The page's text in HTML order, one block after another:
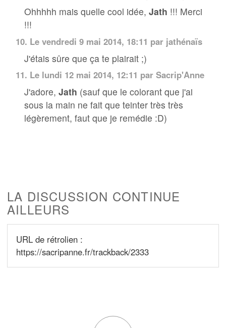
Ohhhhh mais quelle cool idée,Jath !!! Merci
!!!
10. Le vendredi 9 mai 2014, 18:11 par jathénaïs
J'étais sûre que ça te plairait ;)
11. Le lundi 12 mai 2014, 12:11 par Sacrip'Anne
J'adore,Jath (sauf que le colorant que j'ai
sous la main ne fait que teinter très très
légèrement, faut que je remédie :D)
LA DISCUSSION CONTINUE
AILLEURS
URL de rétrolien :
https://sacripanne.fr/trackback/2333